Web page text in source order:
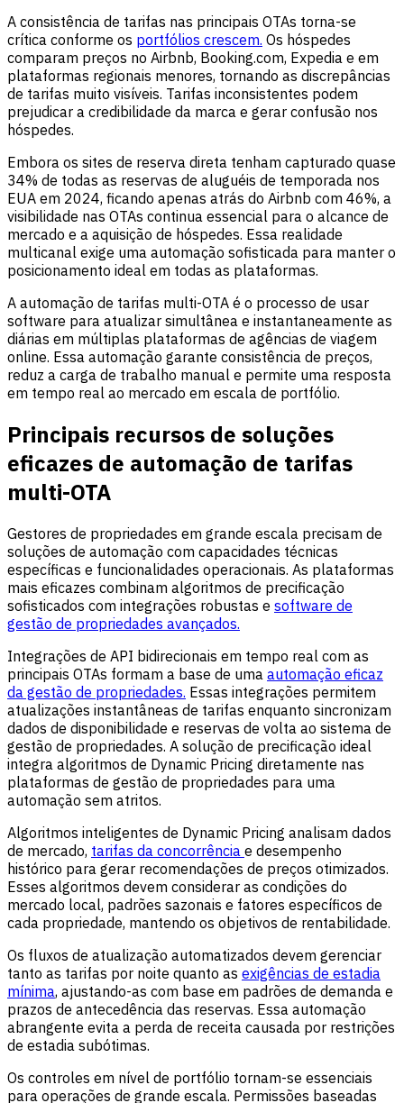
A consistência de tarifas nas principais OTAs torna-se
crítica conforme os portfólios crescem. Os hóspedes
comparam preços no Airbnb, Booking.com, Expedia e em
plataformas regionais menores, tornando as discrepâncias
de tarifas muito visíveis. Tarifas inconsistentes podem
prejudicar a credibilidade da marca e gerar confusão nos
hóspedes.
Embora os sites de reserva direta tenham capturado quase
34% de todas as reservas de aluguéis de temporada nos
EUA em 2024, ficando apenas atrás do Airbnb com 46%, a
visibilidade nas OTAs continua essencial para o alcance de
mercado e a aquisição de hóspedes. Essa realidade
multicanal exige uma automação sofisticada para manter o
posicionamento ideal em todas as plataformas.
A automação de tarifas multi-OTA é o processo de usar
software para atualizar simultânea e instantaneamente as
diárias em múltiplas plataformas de agências de viagem
online. Essa automação garante consistência de preços,
reduz a carga de trabalho manual e permite uma resposta
em tempo real ao mercado em escala de portfólio.
Principais recursos de soluções
eficazes de automação de tarifas
multi-OTA
Gestores de propriedades em grande escala precisam de
soluções de automação com capacidades técnicas
específicas e funcionalidades operacionais. As plataformas
mais eficazes combinam algoritmos de precificação
sofisticados com integrações robustas e software de
gestão de propriedades avançados.
Integrações de API bidirecionais em tempo real com as
principais OTAs formam a base de uma automação eficaz
da gestão de propriedades. Essas integrações permitem
atualizações instantâneas de tarifas enquanto sincronizam
dados de disponibilidade e reservas de volta ao sistema de
gestão de propriedades. A solução de precificação ideal
integra algoritmos de Dynamic Pricing diretamente nas
plataformas de gestão de propriedades para uma
automação sem atritos.
Algoritmos inteligentes de Dynamic Pricing analisam dados
de mercado, tarifas da concorrência e desempenho
histórico para gerar recomendações de preços otimizados.
Esses algoritmos devem considerar as condições do
mercado local, padrões sazonais e fatores específicos de
cada propriedade, mantendo os objetivos de rentabilidade.
Os fluxos de atualização automatizados devem gerenciar
tanto as tarifas por noite quanto as exigências de estadia
mínima, ajustando-as com base em padrões de demanda e
prazos de antecedência das reservas. Essa automação
abrangente evita a perda de receita causada por restrições
de estadia subótimas.
Os controles em nível de portfólio tornam-se essenciais
para operações de grande escala. Permissões baseadas